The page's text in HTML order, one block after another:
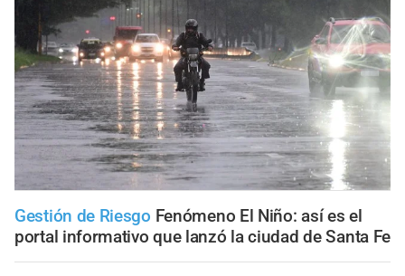
Gestión de Riesgo Fenómeno El Niño: así es el
portal informativo que lanzó la ciudad de Santa Fe